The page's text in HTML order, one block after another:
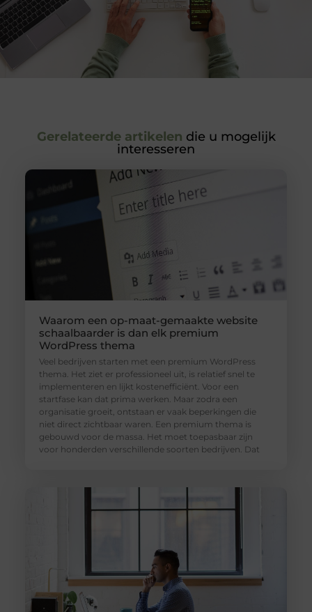
Gerelateerde artikelen die u mogelijk
interesseren
Waarom een op-maat-gemaakte website
schaalbaarder is dan elk premium
WordPress thema
Veel bedrijven starten met een premium WordPress
thema. Het ziet er professioneel uit, is relatief snel te
implementeren en lijkt kostenefficiënt. Voor een
startfase kan dat prima werken. Maar zodra een
organisatie groeit, ontstaan er vaak beperkingen die
niet direct zichtbaar waren. Een premium thema is
gebouwd voor de massa. Het moet toepasbaar zijn
voor honderden verschillende soorten bedrijven. Dat